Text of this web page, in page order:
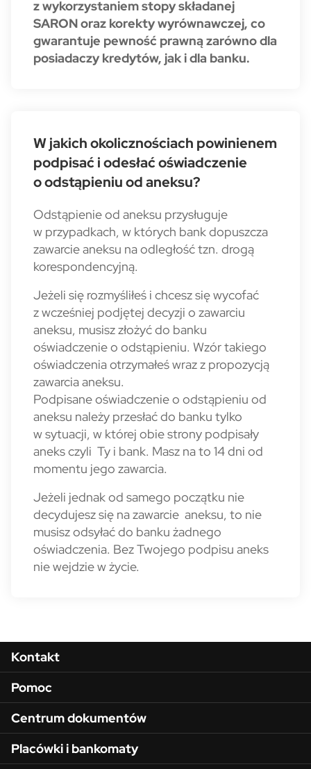
z wykorzystaniem stopy składanej
SARON oraz korekty wyrównawczej, co
gwarantuje pewność prawną zarówno dla
posiadaczy kredytów, jak i dla banku.
W jakich okolicznościach powinienem
podpisać i odesłać oświadczenie
o odstąpieniu od aneksu?
Odstąpienie od aneksu przysługuje
w przypadkach, w których bank dopuszcza
zawarcie aneksu na odległość tzn. drogą
korespondencyjną.
Jeżeli się rozmyśliłeś i chcesz się wycofać
z wcześniej podjętej decyzji o zawarciu
aneksu, musisz złożyć do banku
oświadczenie o odstąpieniu. Wzór takiego
oświadczenia otrzymałeś wraz z propozycją
zawarcia aneksu.
Podpisane oświadczenie o odstąpieniu od
aneksu należy przesłać do banku tylko
w sytuacji, w której obie strony podpisały
aneks czyli Ty i bank. Masz na to 14 dni od
momentu jego zawarcia.
Jeżeli jednak od samego początku nie
decydujesz się na zawarcie aneksu, to nie
musisz odsyłać do banku żadnego
oświadczenia. Bez Twojego podpisu aneks
nie wejdzie w życie.
Menu w stopce
Kontakt
Pomoc
Centrum dokumentów
Placówki i bankomaty